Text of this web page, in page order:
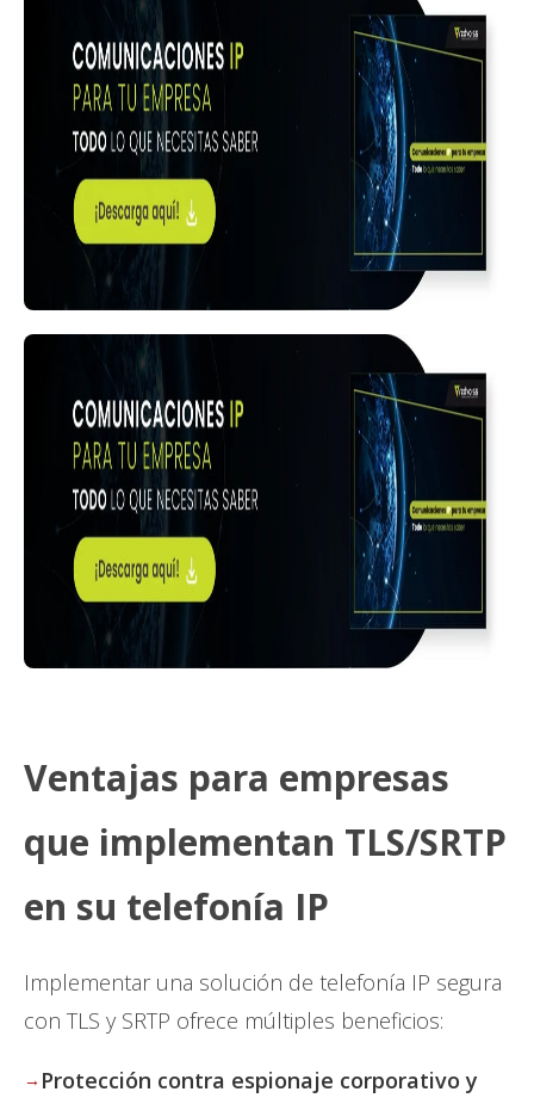
Ventajas para empresas
que implementan TLS/SRTP
en su telefonía IP
Implementar una solución de telefonía IP segura
con TLS y SRTP ofrece múltiples beneficios:
Protección contra espionaje corporativo y